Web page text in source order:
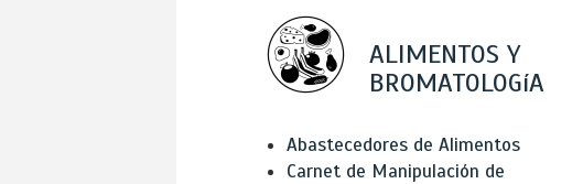
ALIMENTOS Y
BROMATOLOGíA
Abastecedores de Alimentos
Carnet de Manipulación de